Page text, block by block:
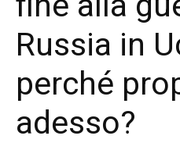
Russia in
perché
adesso?